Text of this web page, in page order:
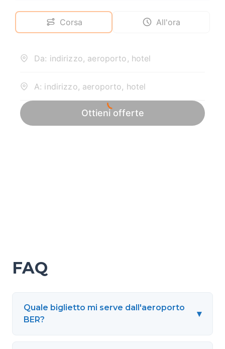
FAQ
Quale biglietto mi serve dall'aeroporto
BER?
▾